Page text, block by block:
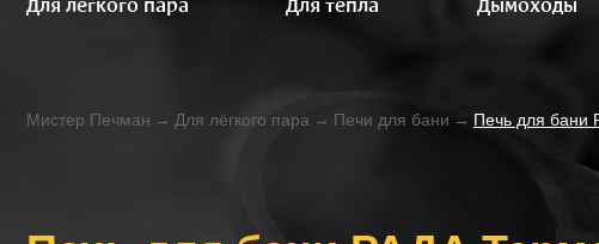
Мистер Печман → Для лёгкого пара → Печи для бани → Печь для бани